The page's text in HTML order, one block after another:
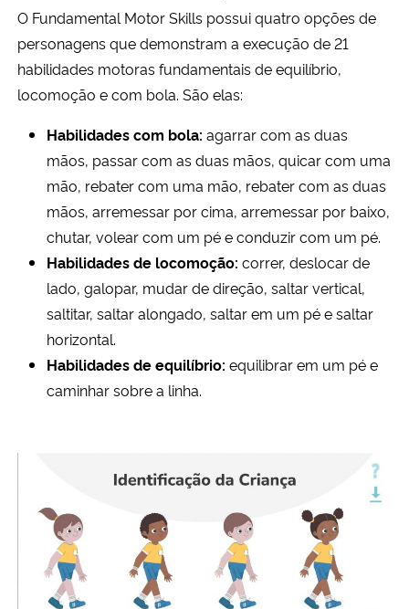
O Fundamental Motor Skills possui quatro opções de
personagens que demonstram a execução de 21
habilidades motoras fundamentais de equilíbrio,
locomoção e com bola. São elas:
Habilidades com bola: agarrar com as duas
mãos, passar com as duas mãos, quicar com uma
mão, rebater com uma mão, rebater com as duas
mãos, arremessar por cima, arremessar por baixo,
chutar, volear com um pé e conduzir com um pé.
Habilidades de locomoção: correr, deslocar de
lado, galopar, mudar de direção, saltar vertical,
saltitar, saltar alongado, saltar em um pé e saltar
horizontal.
Habilidades de equilíbrio: equilibrar em um pé e
caminhar sobre a linha.